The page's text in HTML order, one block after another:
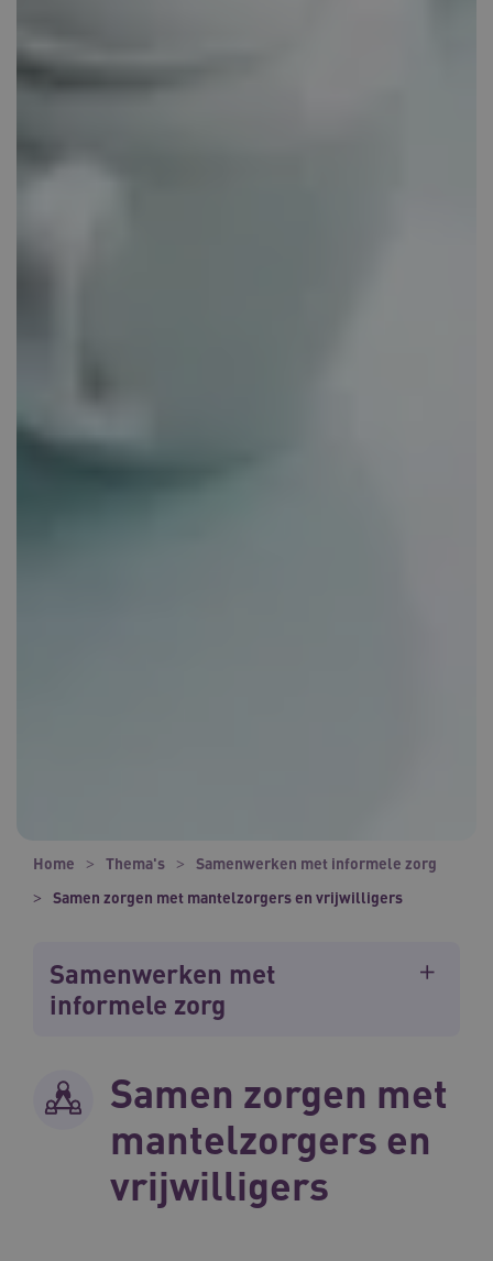
Home Thema's
Samenwerken met informele zorg
Samen zorgen met mantelzorgers en vrijwilligers
Samenwerken met
informele zorg
Samen zorgen met
mantelzorgers en
vrijwilligers